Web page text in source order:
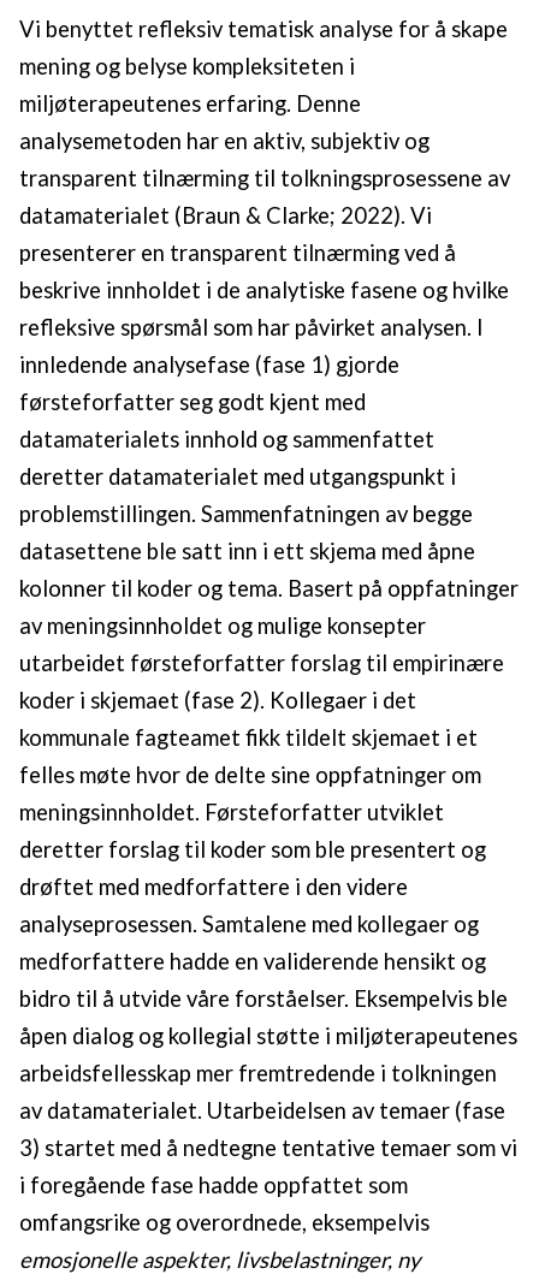
Vi benyttet refleksiv tematisk analyse for å skape
mening og belyse kompleksiteten i
miljøterapeutenes erfaring. Denne
analysemetoden har en aktiv, subjektiv og
transparent tilnærming til tolkningsprosessene av
datamaterialet (Braun & Clarke; 2022). Vi
presenterer en transparent tilnærming ved å
beskrive innholdet i de analytiske fasene og hvilke
refleksive spørsmål som har påvirket analysen. I
innledende analysefase (fase 1) gjorde
førsteforfatter seg godt kjent med
datamaterialets innhold og sammenfattet
deretter datamaterialet med utgangspunkt i
problemstillingen. Sammenfatningen av begge
datasettene ble satt inn i ett skjema med åpne
kolonner til koder og tema. Basert på oppfatninger
av meningsinnholdet og mulige konsepter
utarbeidet førsteforfatter forslag til empirinære
koder i skjemaet (fase 2). Kollegaer i det
kommunale fagteamet fikk tildelt skjemaet i et
felles møte hvor de delte sine oppfatninger om
meningsinnholdet. Førsteforfatter utviklet
deretter forslag til koder som ble presentert og
drøftet med medforfattere i den videre
analyseprosessen. Samtalene med kollegaer og
medforfattere hadde en validerende hensikt og
bidro til å utvide våre forståelser. Eksempelvis ble
åpen dialog og kollegial støtte i miljøterapeutenes
arbeidsfellesskap mer fremtredende i tolkningen
av datamaterialet. Utarbeidelsen av temaer (fase
3) startet med å nedtegne tentative temaer som vi
i foregående fase hadde oppfattet som
omfangsrike og overordnede, eksempelvis
emosjonelle aspekter, livsbelastninger, ny